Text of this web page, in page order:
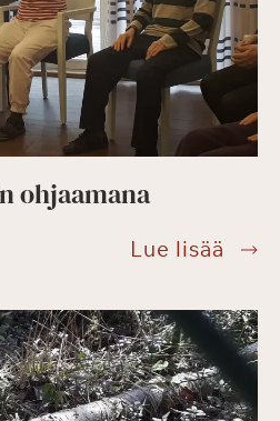
ohjaamana
Lue lisää